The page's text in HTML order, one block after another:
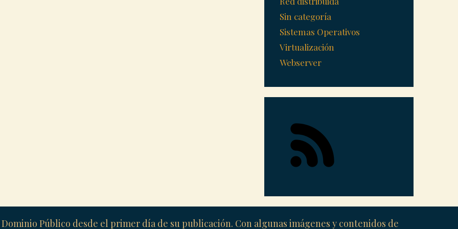
Sin categoría
Sistemas Operativos
Virtualización
Webserver
Público desde el primer día de su publicación. Con algunas imágenes y contenidos de